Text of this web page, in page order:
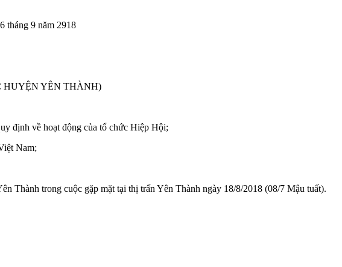
9 năm 2918
YÊN THÀNH)
định về hoạt động của tổ chức Hiệp Hội;
Nam;
Thành trong cuộc gặp mặt tại thị trấn Yên Thành ngày 18/8/2018 (08/7 Mậu tuất).